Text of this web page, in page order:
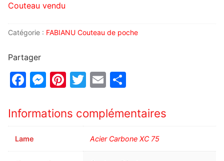
Couteau vendu
Catégorie : FABIANU Couteau de poche
Partager
Facebook
Messenger
Pinterest
Twitter
Email
Informations complémentaires
Lame Acier Carbone XC 75